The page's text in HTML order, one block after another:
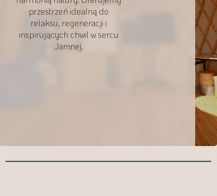
przestrzeń idealną do
relaksu, regeneracji i
inspirujących chwil w sercu
Jamnej.